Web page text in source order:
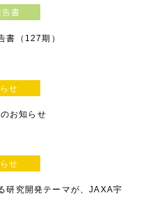
書
書（127期）
せ
お知らせ
せ
研究開発テーマが、JAXA宇